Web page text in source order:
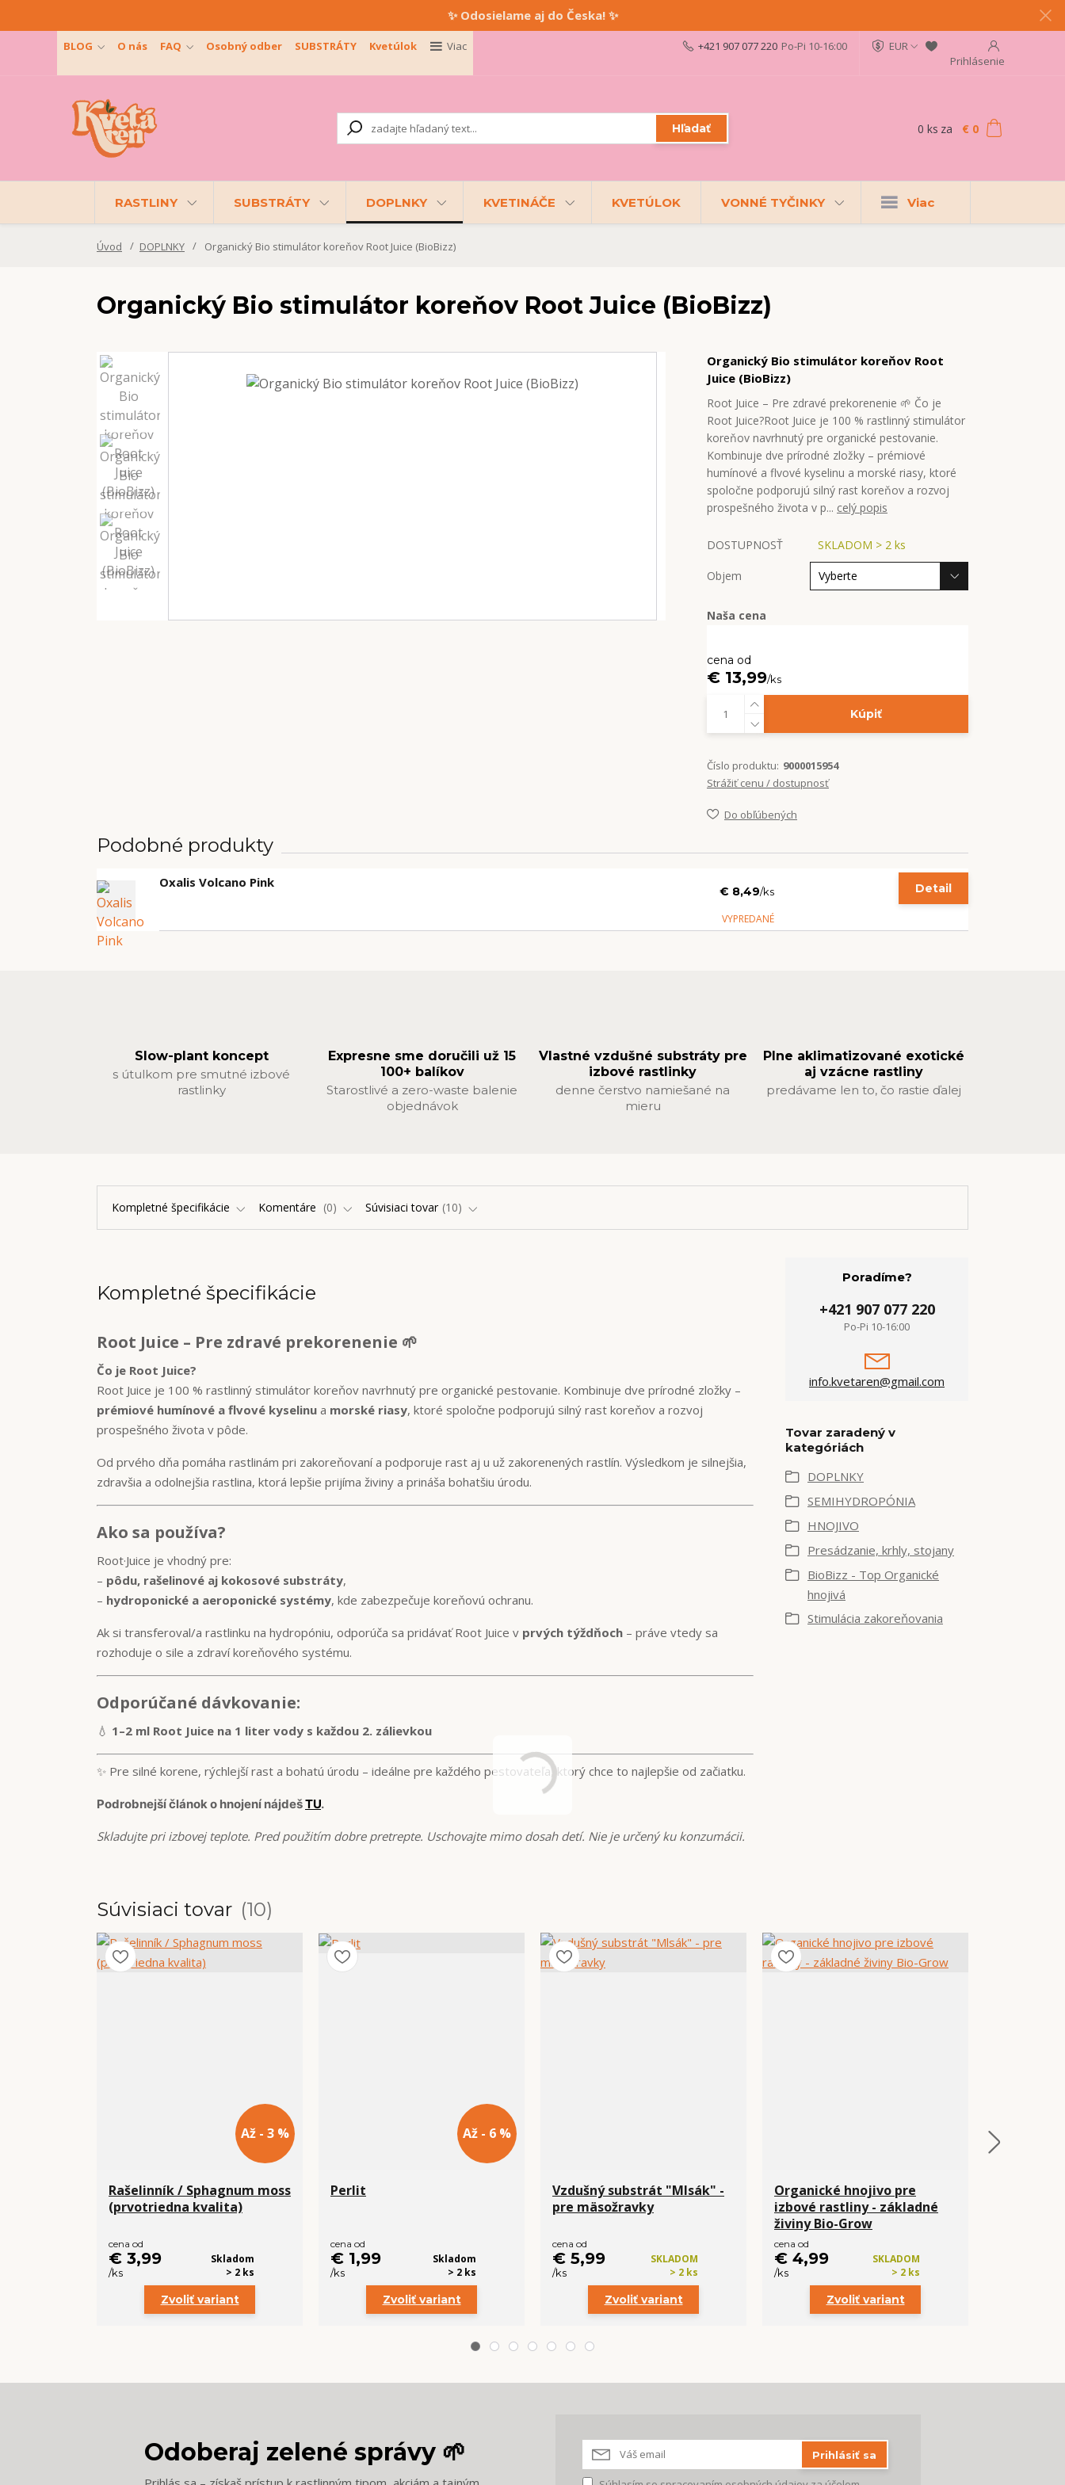
✨ Odosielame aj do Česka! ✨
BLOG O nás FAQ Osobný odber SUBSTRÁTY Kvetúlok Viac
EUR
Prihlásenie
Hľadať
+421 907 077 220 Po-Pi 10-16:00
0 ks za € 0
RASTLINY SUBSTRÁTY DOPLNKY KVETINÁČE KVETÚLOK VONNÉ TYČINKY Viac
Úvod DOPLNKY Organický Bio stimulátor koreňov Root Juice (BioBizz)
Organický Bio stimulátor koreňov Root Juice (BioBizz)
Organický Bio stimulátor koreňov Root
Juice (BioBizz)
Root Juice – Pre zdravé prekorenenie 🌱 Čo je
Root Juice?Root Juice je 100 % rastlinný stimulátor
koreňov navrhnutý pre organické pestovanie.
Kombinuje dve prírodné zložky – prémiové
humínové a flvové kyselinu a morské riasy, ktoré
spoločne podporujú silný rast koreňov a rozvoj
prospešného života v p... celý popis
DOSTUPNOSŤ SKLADOM > 2 ks
Objem
Naša cena
cena od
€ 13,99/ks
Kúpiť
Číslo produktu: 9000015954
Strážiť cenu / dostupnosť
Do obľúbených
Podobné produkty
Oxalis Volcano Pink
€ 8,49/ks
VYPREDANÉ
Detail
Slow-plant koncept
s útulkom pre smutné izbové
rastlinky
Expresne sme doručili už 15
100+ balíkov
Starostlivé a zero-waste balenie
objednávok
Vlastné vzdušné substráty pre
izbové rastlinky
denne čerstvo namiešané na
mieru
Plne aklimatizované exotické
aj vzácne rastliny
predávame len to, čo rastie ďalej
Kompletné špecifikácie Komentáre 0 Súvisiaci tovar 10
Kompletné špecifikácie
Root Juice – Pre zdravé prekorenenie 🌱
Čo je Root Juice?
Root Juice je 100 % rastlinný stimulátor koreňov navrhnutý pre organické pestovanie. Kombinuje dve prírodné zložky –
prémiové humínové a flvové kyselinu a morské riasy, ktoré spoločne podporujú silný rast koreňov a rozvoj
prospešného života v pôde.
Od prvého dňa pomáha rastlinám pri zakoreňovaní a podporuje rast aj u už zakorenených rastlín. Výsledkom je silnejšia,
zdravšia a odolnejšia rastlina, ktorá lepšie prijíma živiny a prináša bohatšiu úrodu.
Ako sa používa?
Root·Juice je vhodný pre:
– pôdu, rašelinové aj kokosové substráty,
– hydroponické a aeroponické systémy, kde zabezpečuje koreňovú ochranu.
Ak si transferoval/a rastlinku na hydropóniu, odporúča sa pridávať Root Juice v prvých týždňoch – práve vtedy sa
rozhoduje o sile a zdraví koreňového systému.
Odporúčané dávkovanie:
💧 1–2 ml Root Juice na 1 liter vody s každou 2. zálievkou
✨ Pre silné korene, rýchlejší rast a bohatú úrodu – ideálne pre každého pestovateľa, ktorý chce to najlepšie od začiatku.
Podrobnejší článok o hnojení nájdešTU.
Skladujte pri izbovej teplote. Pred použitím dobre pretrepte. Uschovajte mimo dosah detí. Nie je určený ku konzumácii.
Poradíme?
+421 907 077 220
Po-Pi 10-16:00
info.kvetaren@gmail.com
Tovar zaradený v
kategóriách
DOPLNKY
SEMIHYDROPÓNIA
HNOJIVO
Presádzanie, krhly, stojany
BioBizz - Top Organické
hnojivá
Stimulácia zakoreňovania
Súvisiaci tovar 10
Až - 3 %
Rašelinník / Sphagnum moss
(prvotriedna kvalita)
cena od
€ 3,99
/ks
Skladom
> 2 ks
Zvoliť variant
Až - 6 %
Perlit
cena od
€ 1,99
/ks
Skladom
> 2 ks
Zvoliť variant
Vzdušný substrát "Mlsák" -
pre mäsožravky
cena od
€ 5,99
/ks
SKLADOM
> 2 ks
Zvoliť variant
Organické hnojivo pre
izbové rastliny - základné
živiny Bio-Grow
cena od
€ 4,99
/ks
SKLADOM
> 2 ks
Zvoliť variant
Odoberaj zelené správy 🌱 Prihlásiť sa